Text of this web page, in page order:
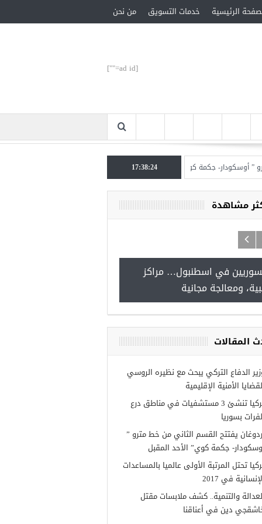
الرئيسية خدمات التسويق من نحن
[ad id=""]
جكمة كوي” الأحد المقبل
تركيا تحتل المرتبة الأولى عالميا بالمساعدات17:38:25
مشاهدة
للسوريين في اسطنبول… مراكز
طبية، ومعالجة مجانية
في
المقالات
وزير الدفاع التركي يبحث مع نظيره الروسي
الأمنية الإقليمية
بسوريا
أردوغان يفتتح القسم الثاني من خط مترو ”
جكمة كوي” الأحد المقبل
تركيا تحتل المرتبة الأولى عالميا بالمساعدات
في 2017
العدالة والتنمية.. كشف ملابسات مقتل